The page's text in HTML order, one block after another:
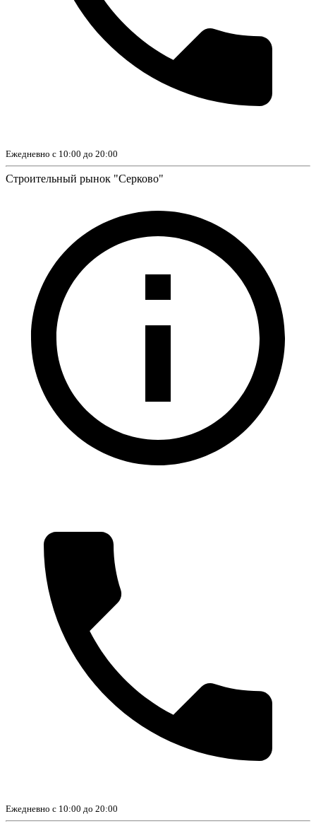
Ежедневно с 10:00 до 20:00
Строительный рынок "Серково"
Ежедневно с 10:00 до 20:00